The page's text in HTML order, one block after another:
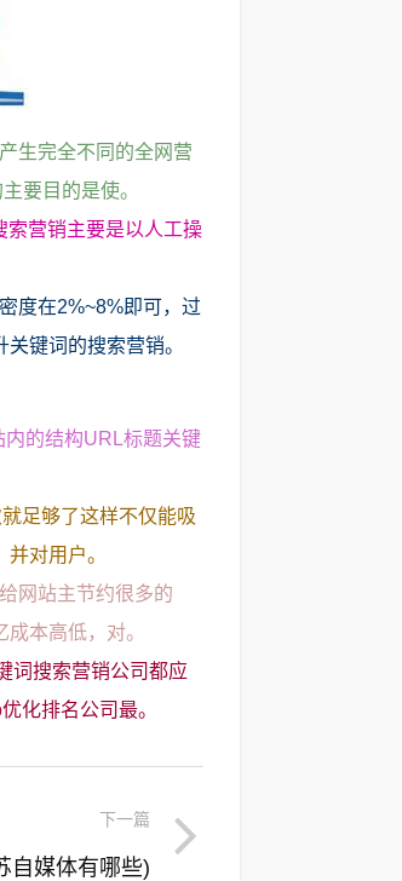
生完全不同的全网营
要目的是使。
索营销主要是以人工操
度在2%~8%即可，过
键词的搜索营销。
的结构URL标题关键
足够了这样不仅能吸
对用户。
网站主节约很多的
本高低，对。
词搜索营销公司都应
化排名公司最。
下一篇
自媒体有哪些)